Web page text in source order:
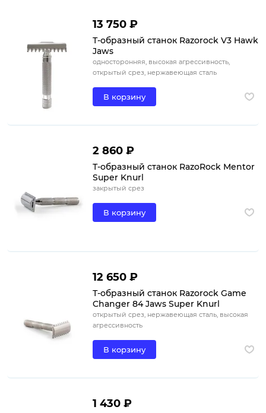
13 750 ₽
Т-образный станок Razorock V3 Hawk
Jaws
односторонняя, высокая агрессивность,
открытый срез, нержавеющая сталь
В корзину
2 860 ₽
Т-образный станок RazoRock Mentor
Super Knurl
закрытый срез
В корзину
12 650 ₽
Т-образный станок Razorock Game
Changer 84 Jaws Super Knurl
открытый срез, нержавеющая сталь, высокая
агрессивность
В корзину
1 430 ₽